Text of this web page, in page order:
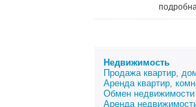
Недвижимость
Продажа квартир,
Аренда квартир,
Обмен недвижимости
Аренда